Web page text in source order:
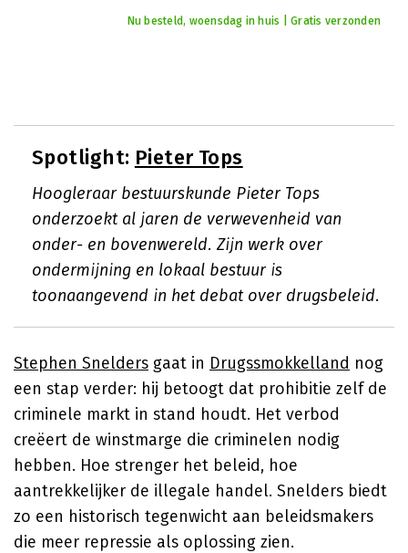
Nu besteld, woensdag in huis | Gratis verzonden
Spotlight: Pieter Tops
Hoogleraar bestuurskunde Pieter Tops
onderzoekt al jaren de verwevenheid van
onder- en bovenwereld. Zijn werk over
ondermijning en lokaal bestuur is
toonaangevend in het debat over drugsbeleid.
Stephen Snelders gaat in Drugssmokkelland nog
een stap verder: hij betoogt dat prohibitie zelf de
criminele markt in stand houdt. Het verbod
creëert de winstmarge die criminelen nodig
hebben. Hoe strenger het beleid, hoe
aantrekkelijker de illegale handel. Snelders biedt
zo een historisch tegenwicht aan beleidsmakers
die meer repressie als oplossing zien.